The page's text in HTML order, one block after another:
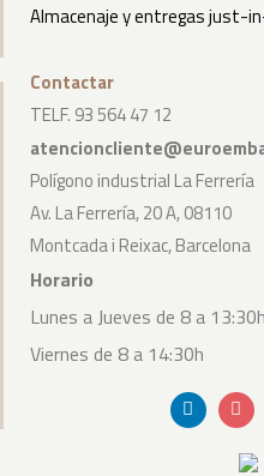
Almacenaje y entregas just-
Contactar
TELF. 93 564 47 12
Polígono industrial La Ferrería
Av. La Ferrería, 20 A, 08110
Montcada i Reixac, Barcelona
Horario
Lunes a Jueves de 8 a
Viernes de 8 a 14:30h